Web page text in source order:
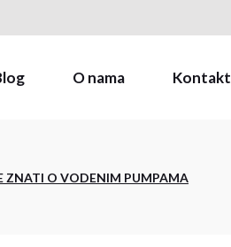
O nama
Naši brandovi
Kontakt
Zapošljavanje
ZNATI O VODENIM PUMPAMA